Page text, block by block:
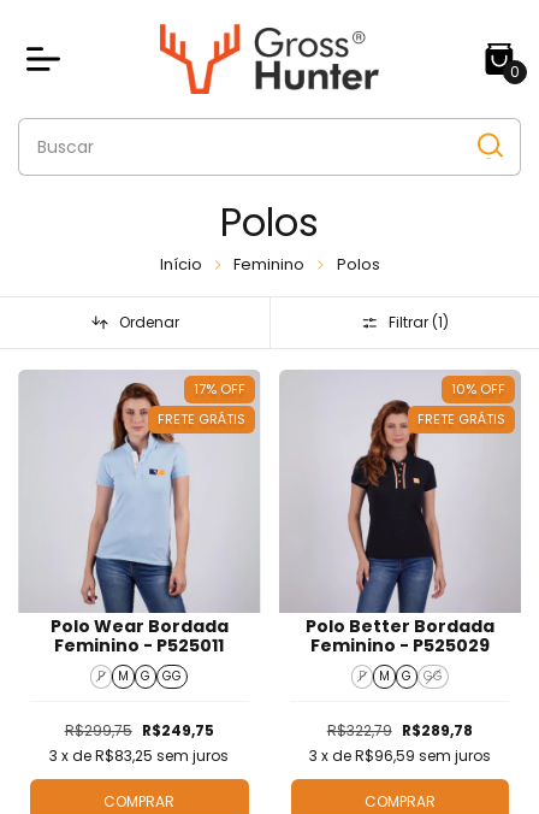
0
Polos
Início Feminino Polos
Ordenar Filtrar (1)
17% OFF
FRETE GRÁTIS
Polo Wear Bordada
Feminino - P525011
P M G GG
R$299,75 R$249,75
3 x deR$83,25 sem juros
COMPRAR
10% OFF
FRETE GRÁTIS
Polo Better Bordada
Feminino - P525029
P M G GG
R$322,79 R$289,78
3 x deR$96,59 sem juros
COMPRAR